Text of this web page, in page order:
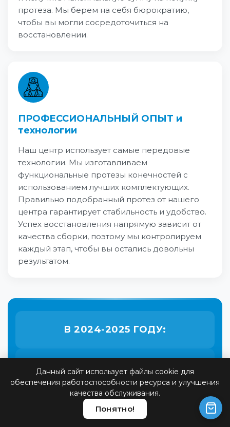
протеза. Мы берем на себя бюрократию,
чтобы вы могли сосредоточиться на
восстановлении.
ПРОФЕССИОНАЛЬНЫЙ ОПЫТ и
технологии
Наш центр использует самые передовые
технологии. Мы изготавливаем
функциональные протезы конечностей с
использованием лучших комплектующих.
Правильно подобранный протез от нашего
центра гарантирует стабильность и удобство.
Успех восстановления напрямую зависит от
качества сборки, поэтому мы контролируем
каждый этап, чтобы вы остались довольны
результатом.
В 2024-2025 ГОДУ:
1200+
Данный сайт использует файлы cookie для
обеспечения работоспособности ресурса и улучшения
качества обслуживания.
Понятно!